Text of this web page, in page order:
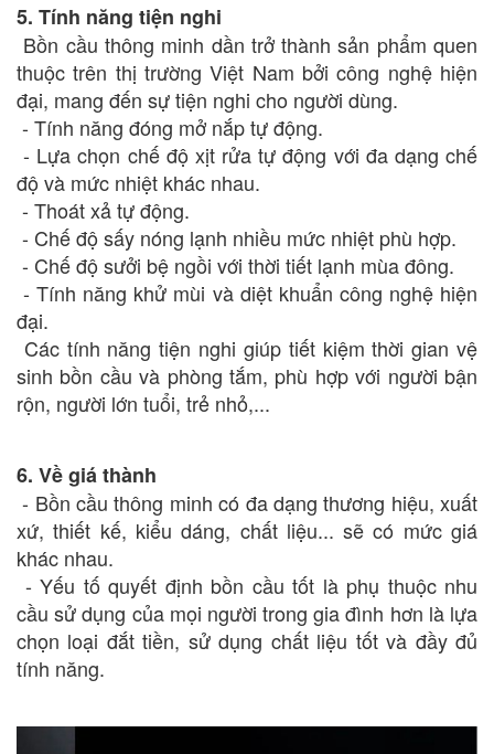
5. Tính năng tiện nghi
Bồn cầu thông minh dần trở thành sản phẩm quen
thuộc trên thị trường Việt Nam bởi công nghệ hiện
đại, mang đến sự tiện nghi cho người dùng.
- Tính năng đóng mở nắp tự động.
- Lựa chọn chế độ xịt rửa tự động với đa dạng chế
độ và mức nhiệt khác nhau.
- Thoát xả tự động.
- Chế độ sấy nóng lạnh nhiều mức nhiệt phù hợp.
- Chế độ sưởi bệ ngồi với thời tiết lạnh mùa đông.
- Tính năng khử mùi và diệt khuẩn công nghệ hiện
đại.
Các tính năng tiện nghi giúp tiết kiệm thời gian vệ
sinh bồn cầu và phòng tắm, phù hợp với người bận
rộn, người lớn tuổi, trẻ nhỏ,...
6. Về giá thành
- Bồn cầu thông minh có đa dạng thương hiệu, xuất
xứ, thiết kế, kiểu dáng, chất liệu... sẽ có mức giá
khác nhau.
- Yếu tố quyết định bồn cầu tốt là phụ thuộc nhu
cầu sử dụng của mọi người trong gia đình hơn là lựa
chọn loại đắt tiền, sử dụng chất liệu tốt và đầy đủ
tính năng.